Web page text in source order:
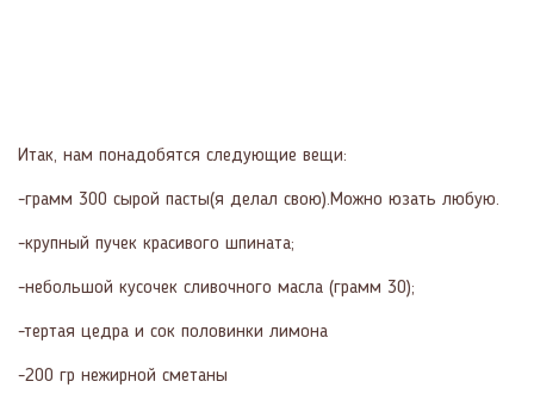
Итак, нам понадобятся следующие вещи:
-грамм 300 сырой пасты(я делал свою).Можно юзать любую.
-крупный пучек красивого шпината;
-небольшой кусочек сливочного масла (грамм 30);
-тертая цедра и сок половинки лимона
-200 гр нежирной сметаны